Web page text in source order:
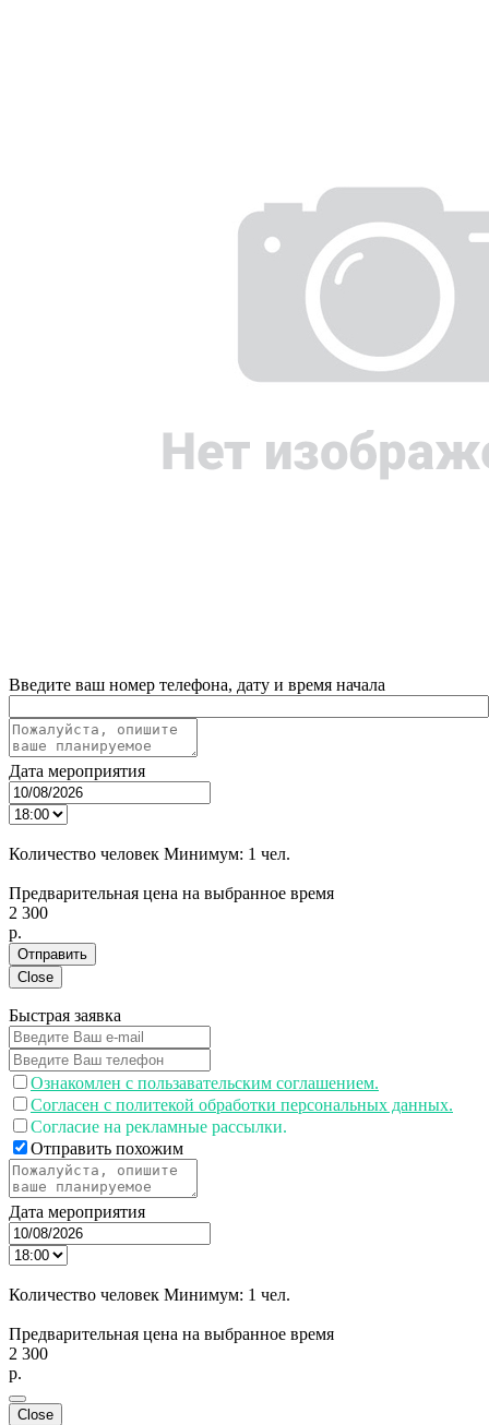
Введите ваш номер телефона, дату и время начала
Дата мероприятия
Количество человек Минимум: 1 чел.
Предварительная цена на выбранное время
2 300
p.
Отправить
Close
Быстрая заявка
Ознакомлен с пользавательским соглашением.
Согласен с политекой обработки персональных данных.
Согласие на рекламные рассылки.
Отправить похожим
Дата мероприятия
Количество человек Минимум: 1 чел.
Предварительная цена на выбранное время
2 300
p.
Close